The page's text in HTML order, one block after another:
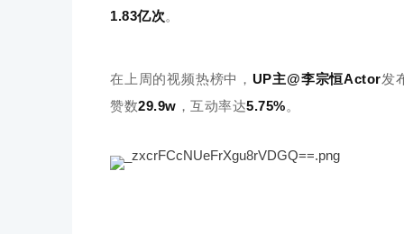
1.83亿次。
在上周的视频热榜中， UP主@李宗恒Actor发
赞数29.9w ，互动率达5.75%。